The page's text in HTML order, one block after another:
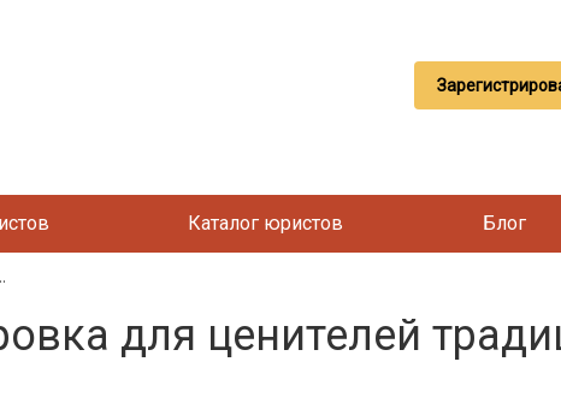
Каталог юристов Блог
для ценителей